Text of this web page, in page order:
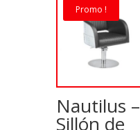
était :
399,00 €.
Promo !
Nautilus –
Sillón de